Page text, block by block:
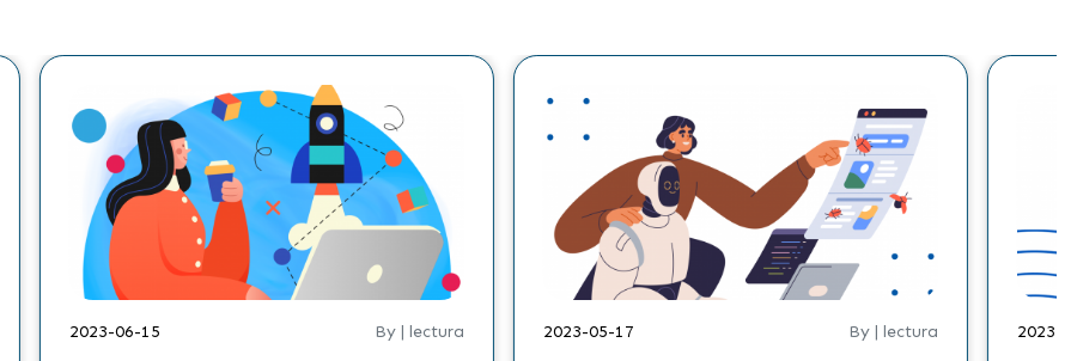
2023-06-15 By | lectura 2023-05-17 By | lectura 2023-